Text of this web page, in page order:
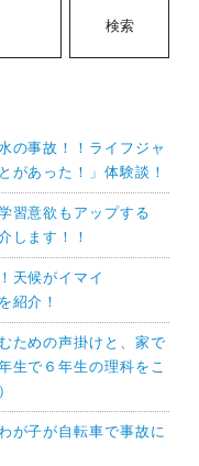
検索
の事故！！ライフジャ
があった！」体験談！
習意欲もアップする
します！！
天候がイマイ
紹介！
ための声掛けと、家で
生で６年生の理科をこ
が子が自転車で事故に